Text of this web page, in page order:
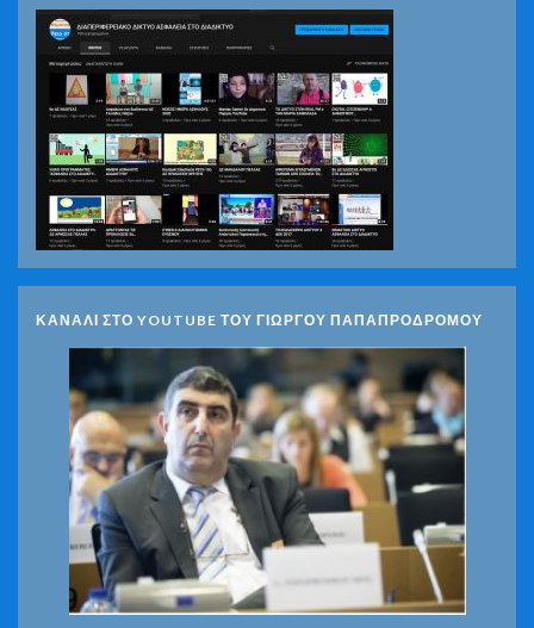
ΚΑΝΑΛΙ ΣΤΟ YOUTUBE ΤΟΥ ΓΙΩΡΓΟΥ ΠΑΠΑΠΡΟΔΡΟΜΟΥ